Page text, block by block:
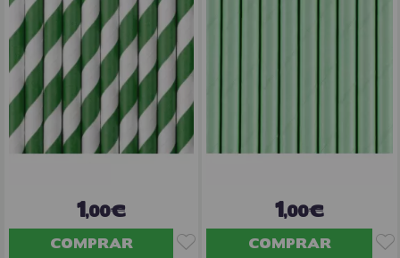
1,00€
COMPRAR
1,00€
COMPRAR